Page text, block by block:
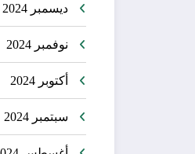
ديسمبر 2024
نوفمبر 2024
أكتوبر 2024
سبتمبر 2024